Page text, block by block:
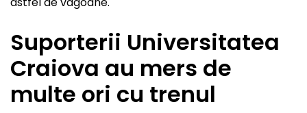
Suporterii Universitatea
Craiova au mers de
multe ori cu trenul